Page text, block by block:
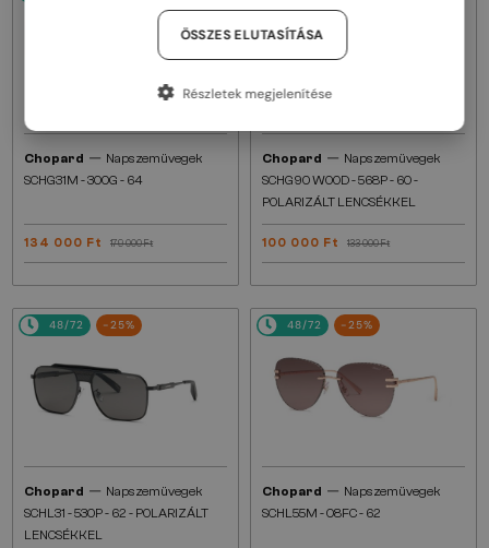
Chopard — Napszemüvegek
SCHG31M - 300G - 64
134 000 Ft 179 000 Ft
Chopard — Napszemüvegek
SCHG90 WOOD - 568P - 60 -
POLARIZÁLT LENCSÉKKEL
100 000 Ft 133 000 Ft
48/72 -25%
Chopard — Napszemüvegek
SCHL31 - 530P - 62 - POLARIZÁLT
LENCSÉKKEL
48/72 -25%
Chopard — Napszemüvegek
SCHL55M - 08FC - 62
ÖSSZES ELUTASÍTÁSA
Részletek megjelenítése